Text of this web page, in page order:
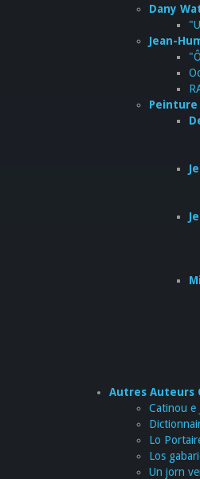
Dany
Jean-
Peinture
Autres Auteurs
Catinou e
Lo
Los
Un jorn